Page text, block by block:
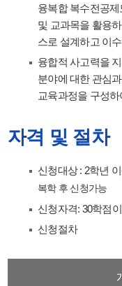
융복합 복수전공
및 교과목을 활용
스로 설계하고 이
융합적 사고력을
분야에 대한 관심
교육과정을 구성하
자격 및 절차
신청대상 : 2학년
복학 후 신청가능
신청자격: 30학점
신청절차